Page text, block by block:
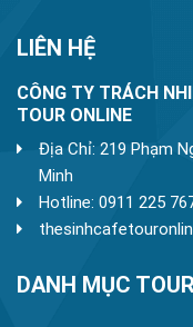
LIÊN HỆ
CÔNG TY TRÁCH
TOUR ONLINE
Địa Chỉ: 219 Phạm
Minh
Hotline: 0911 225
DANH MỤC